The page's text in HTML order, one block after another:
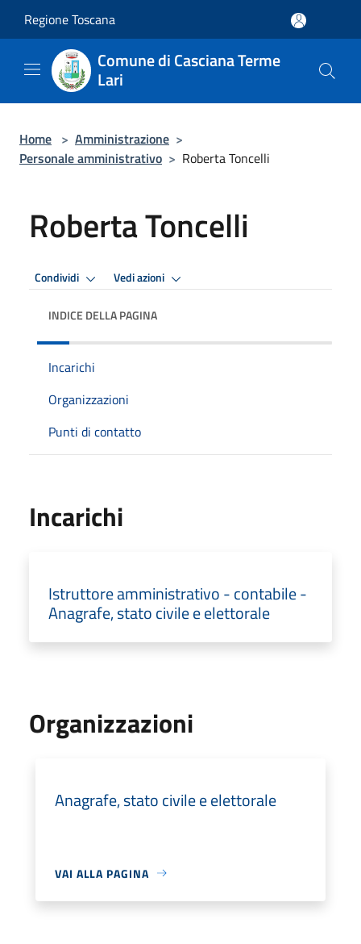
Regione Toscana
Comune di Casciana Terme
Lari
Home > Amministrazione >
Personale amministrativo > Roberta Toncelli
Roberta Toncelli
Condividi Vedi azioni
INDICE DELLA PAGINA
Incarichi
Organizzazioni
Punti di contatto
Incarichi
Istruttore amministrativo - contabile -
Anagrafe, stato civile e elettorale
Organizzazioni
Anagrafe, stato civile e elettorale
VAI ALLA PAGINA